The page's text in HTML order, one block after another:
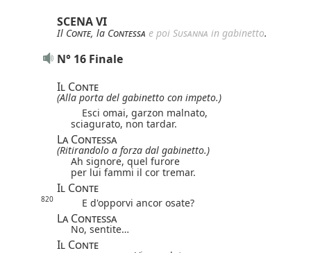
SCENA VI
Il Conte, la Contessa e poi Susanna in gabinetto.
N° 16 Finale
Il Conte
(Alla porta del gabinetto con impeto.)
Esci omai, garzon malnato,
sciagurato, non tardar.
La Contessa
(Ritirandolo a forza dal gabinetto.)
Ah signore, quel furore
per lui fammi il cor tremar.
Il Conte
820 E d'opporvi ancor osate?
La Contessa
No, sentite…
Il Conte